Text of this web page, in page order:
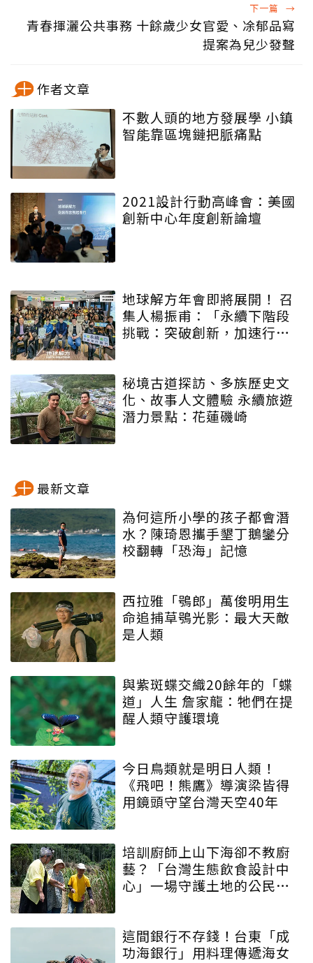
下一篇 →
青春揮灑公共事務 十餘歲少女官愛、凃郁品寫
提案為兒少發聲
作者文章
不數人頭的地方發展學 小鎮
智能靠區塊鏈把脈痛點
2021設計行動高峰會：美國
創新中心年度創新論壇
地球解方年會即將展開！ 召
集人楊振甫：「永續下階段
挑戰：突破創新，加速行
秘境古道探訪、多族歷史文
化、故事人文體驗 永續旅遊
潛力景點：花蓮磯崎
最新文章
為何這所小學的孩子都會潛
水？陳琦恩攜手墾丁鵝鑾分
校翻轉「恐海」記憶
西拉雅「鴞郎」萬俊明用生
命追捕草鴞光影：最大天敵
是人類
與紫斑蝶交織20餘年的「蝶
道」人生 詹家龍：牠們在提
醒人類守護環境
今日鳥類就是明日人類！
《飛吧！熊鷹》導演梁皆得
用鏡頭守望台灣天空40年
培訓廚師上山下海卻不教廚
藝？「台灣生態飲食設計中
心」一場守護土地的公民運
這間銀行不存錢！台東「成
功海銀行」用料理傳遞海女